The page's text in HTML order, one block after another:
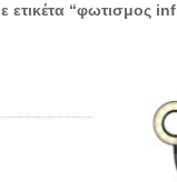
ετικέτα “φωτισμος